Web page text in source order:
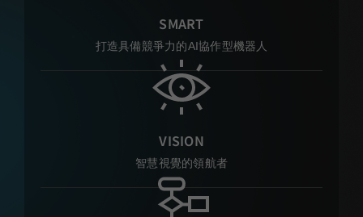
SMART
打造具備競爭力的AI協作型機器人
VISION
智慧視覺的領航者